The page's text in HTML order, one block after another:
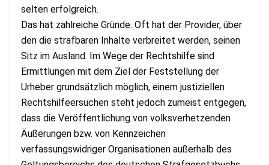
selten erfolgreich.
Das hat zahlreiche Gründe. Oft hat der Provider, über
den die strafbaren Inhalte verbreitet werden, seinen
Sitz im Ausland. Im Wege der Rechtshilfe sind
Ermittlungen mit dem Ziel der Feststellung der
Urheber grundsätzlich möglich, einem justiziellen
Rechtshilfeersuchen steht jedoch zumeist entgegen,
dass die Veröffentlichung von volksverhetzenden
Äußerungen bzw. von Kennzeichen
verfassungswidriger Organisationen außerhalb des